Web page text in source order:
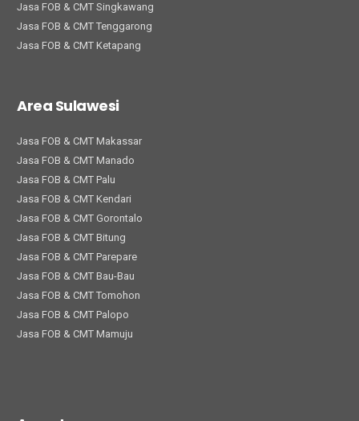
Jasa FOB & CMT Singkawang
Jasa FOB & CMT Tenggarong
Jasa FOB & CMT Ketapang
Area Sulawesi
Jasa FOB & CMT Makassar
Jasa FOB & CMT Manado
Jasa FOB & CMT Palu
Jasa FOB & CMT Kendari
Jasa FOB & CMT Gorontalo
Jasa FOB & CMT Bitung
Jasa FOB & CMT Parepare
Jasa FOB & CMT Bau-Bau
Jasa FOB & CMT Tomohon
Jasa FOB & CMT Palopo
Jasa FOB & CMT Mamuju